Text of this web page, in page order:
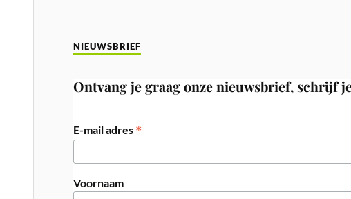
NIEUWSBRIEF
Ontvang je graag onze nieuwsbrief, schrijf
E-mail adres *
Voornaam